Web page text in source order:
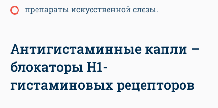
препараты искусственной слезы.
Антигистаминные капли –
блокаторы Н1-
гистаминовых рецепторов